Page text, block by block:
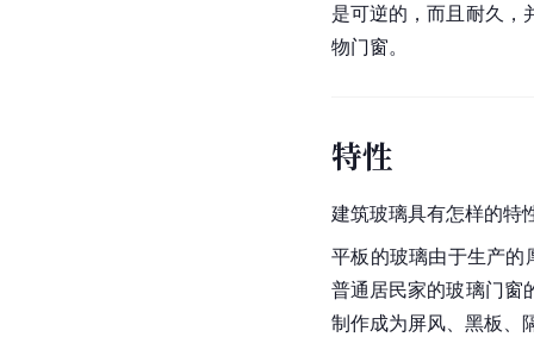
是可逆的，而且耐久，
物门窗。
特性
建筑玻璃具有怎样的特
平板的玻璃由于生产
普通居民家的玻璃门窗
制作成为屏风、黑板、